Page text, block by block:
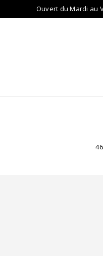
Ouvert du Mardi au